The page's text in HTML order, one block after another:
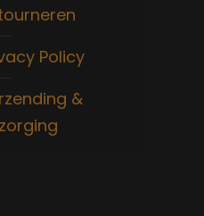
Policy
&